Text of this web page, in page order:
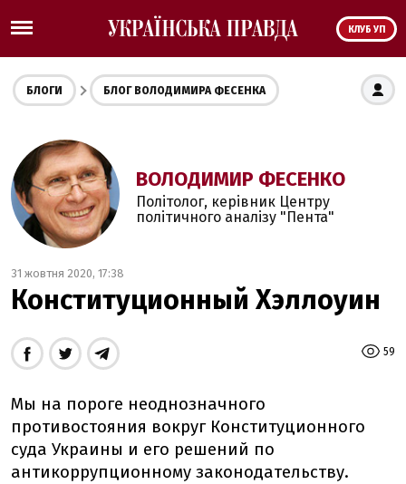
КЛУБ УП
БЛОГИ БЛОГ ВОЛОДИМИРА ФЕСЕНКА
ВОЛОДИМИР ФЕСЕНКО
Політолог, керівник Центру
політичного аналізу "Пента"
31 жовтня 2020, 17:38
Конституционный Хэллоуин
59
Мы на пороге неоднозначного
противостояния вокруг Конституционного
суда Украины и его решений по
антикоррупционному законодательству.